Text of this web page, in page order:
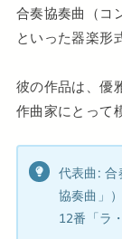
合奏協奏曲（コ
といった器楽形
彼の作品は、優
作曲家にとって
代表曲: 合
協奏曲」
12番「ラ